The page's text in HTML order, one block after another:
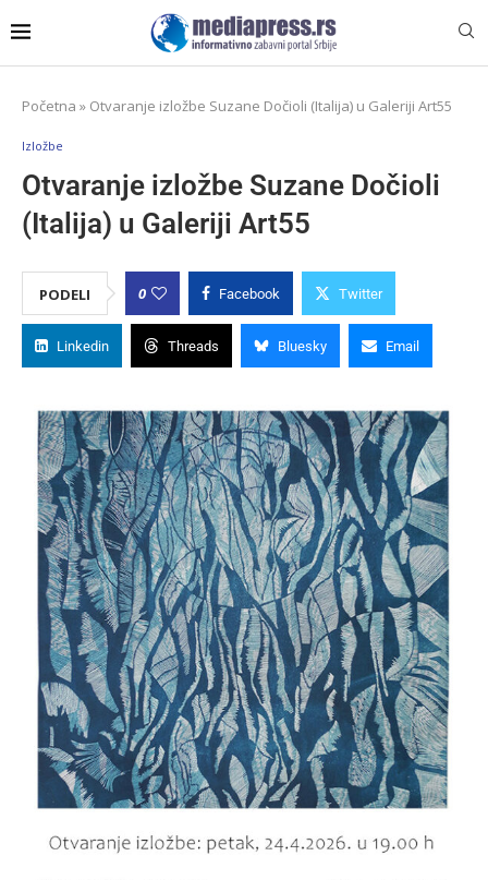
Početna » Otvaranje izložbe Suzane Dočioli (Italija) u Galeriji Art55
Izložbe
Otvaranje izložbe Suzane Dočioli
(Italija) u Galeriji Art55
PODELI 0 Facebook Twitter
Linkedin Threads Bluesky Email